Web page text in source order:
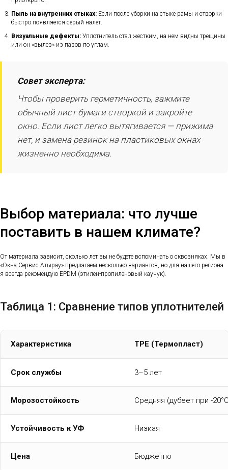
Пыль на внутренних стыках: Если после уборки на стыке рамы и створки
быстро появляется серый налет.
Визуальные дефекты: Уплотнитель стал жестким, на нем видны трещины
или он «вылез» из пазов по углам.
Совет эксперта:
Чтобы проверить герметичность, зажмите
обычный лист бумаги створкой и закройте
окно. Если лист легко вытягивается — прижима
нет, и замена резинок на пластиковых окнах
жизненно необходима.
Выбор материала: что лучше
поставить в нашем климате?
От материала зависит, сколько лет вы не будете вспоминать о сквозняках. Мы в
«Окна-Сервис Атырау» предлагаем несколько вариантов, но для нашего региона
я всегда рекомендую EPDM (этилен-пропиленовый каучук).
Таблица 1: Сравнение типов уплотнителей
Характеристика TPE (Термопласт)
Срок службы 3–5 лет
Морозостойкость Средняя (дубеет при -
Устойчивость к УФ Низкая
Цена Бюджетно